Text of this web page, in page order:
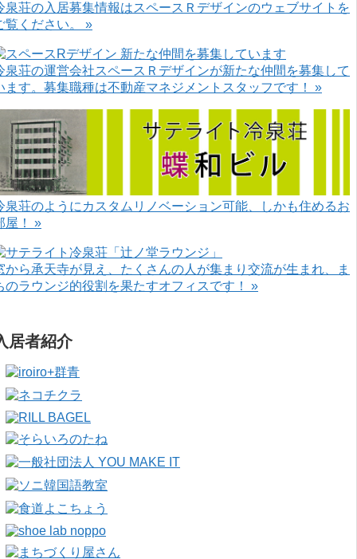
泉荘の入居募集情報はスペースＲデザインのウェブサイトを
覧ください。 »
泉荘の運営会社スペースＲデザインが新たな仲間を募集して
ます。募集職種は不動産マネジメントスタッフです！ »
泉荘のようにカスタムリノベーション可能、しかも住めるお
屋！ »
から承天寺が見え、たくさんの人が集まり交流が生まれ、ま
のラウンジ的役割を果たすオフィスです！ »
居者紹介